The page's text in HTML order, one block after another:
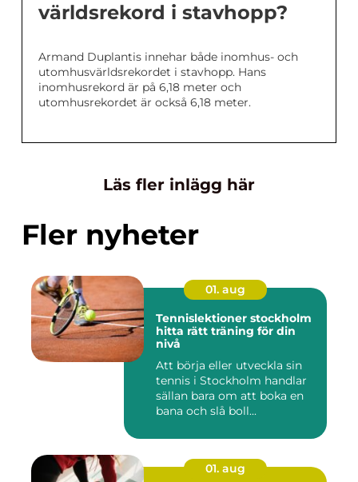
världsrekord i stavhopp?
Armand Duplantis innehar både inomhus- och
utomhusvärldsrekordet i stavhopp. Hans
inomhusrekord är på 6,18 meter och
utomhusrekordet är också 6,18 meter.
Läs fler inlägg här
Fler nyheter
01. aug
Tennislektioner stockholm
hitta rätt träning för din
nivå
Att börja eller utveckla sin
tennis i Stockholm handlar
sällan bara om att boka en
bana och slå boll...
01. aug